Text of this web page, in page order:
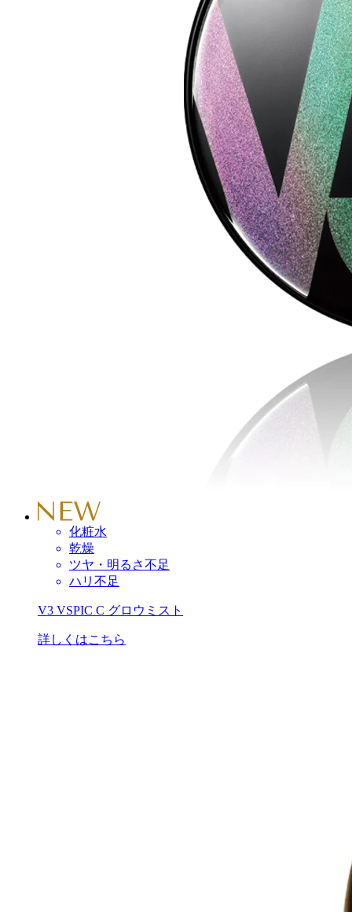
化粧水
乾燥
ツヤ・明るさ不足
ハリ不足
V3 VSPIC C グロウミスト
詳しくはこちら